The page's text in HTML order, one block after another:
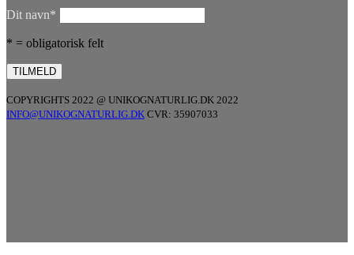
Dit navn*
* = obligatorisk felt
COPYRIGHTS 2022 @ UNIKOGNATURLIG.DK 2022
INFO@UNIKOGNATURLIG.DK CVR: 35907033